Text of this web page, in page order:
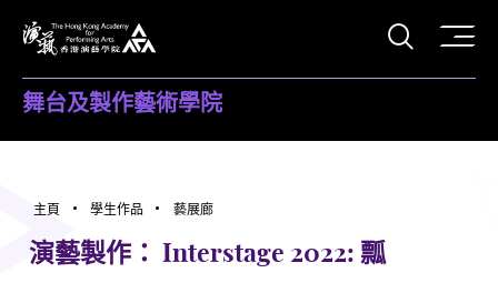
打開
舞台及製作藝術學院
主頁 學生作品 藝展廊
演藝製作： Interstage 2022: 瓢